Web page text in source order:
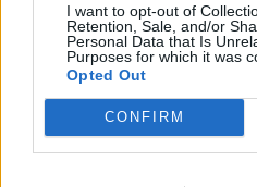
I want to opt-out of
Retention, Sale, and/or
Personal Data that Is
Purposes for which it was
Opted Out
CONFIRM
Pragmatyzm polityczny
cezaropapizmu polegał